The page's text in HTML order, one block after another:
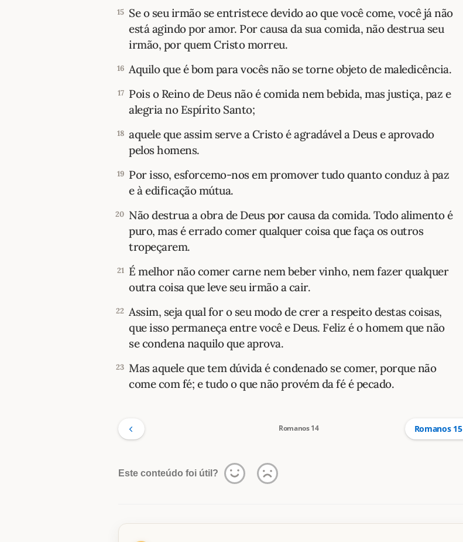
15 Se o seu irmão se entristece devido ao que você come, você já não
está agindo por amor. Por causa da sua comida, não destrua seu
irmão, por quem Cristo morreu.
16 Aquilo que é bom para vocês não se torne objeto de maledicência.
17 Pois o Reino de Deus não é comida nem bebida, mas justiça, paz e
alegria no Espírito Santo;
18 aquele que assim serve a Cristo é agradável a Deus e aprovado
pelos homens.
19 Por isso, esforcemo-nos em promover tudo quanto conduz à paz
e à edificação mútua.
20 Não destrua a obra de Deus por causa da comida. Todo alimento é
puro, mas é errado comer qualquer coisa que faça os outros
tropeçarem.
21 É melhor não comer carne nem beber vinho, nem fazer qualquer
outra coisa que leve seu irmão a cair.
22 Assim, seja qual for o seu modo de crer a respeito destas coisas,
que isso permaneça entre você e Deus. Feliz é o homem que não
se condena naquilo que aprova.
23 Mas aquele que tem dúvida é condenado se comer, porque não
come com fé; e tudo o que não provém da fé é pecado.
Romanos 14 Romanos 15
Este conteúdo foi útil?